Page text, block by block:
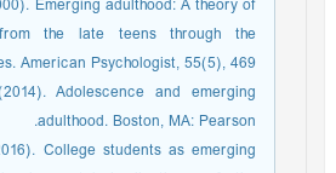
Emerging adulthood: A theory of
from the late teens through the
American Psychologist, 55(5), 469.
Adolescence and emerging
adulthood. Boston, MA: Pearson.
College students as emerging